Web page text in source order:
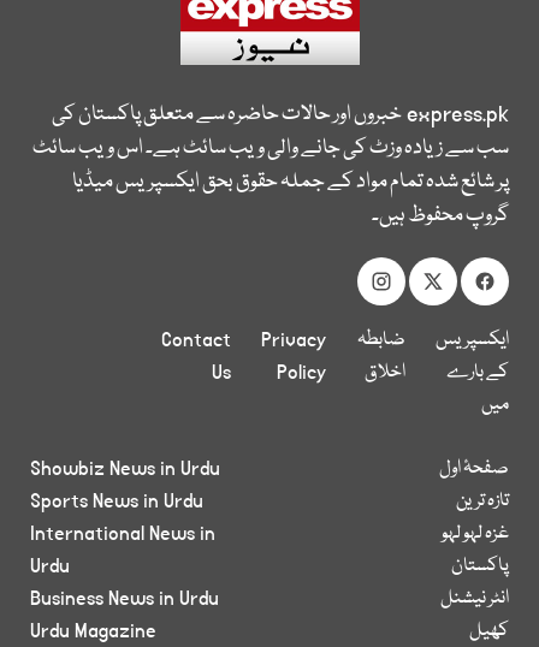
express.pkخبروں اور حالات حاضرہ سے متعلق پاکستان کی
سب سے زیادہ وزٹ کی جانے والی ویب سائٹ ہے۔ اس ویب سائٹ
پر شائع شدہ تمام مواد کے جملہ حقوق بحق ایکسپریس میڈیا
گروپ محفوظ ہیں۔
ایکسپریس
کے بارے
میں
ضابطہ
اخلاق
Privacy
Policy
Contact
Us
صفحۂ اول
تازہ ترین
غزہ لہو لہو
پاکستان
انٹر نیشنل
کھیل
Showbiz News in Urdu
Sports News in Urdu
International News in
Urdu
Business News in Urdu
Urdu Magazine